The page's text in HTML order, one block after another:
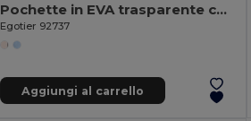
Pochette in EVA trasparente con cerniera
Egotier 92737
Aggiungi al carrello